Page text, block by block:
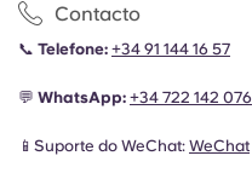
Contacto
📞 Telefone: +34 91 144 16 57
💬 WhatsApp: +34 722 142 076
📱Suporte do WeChat: WeChat